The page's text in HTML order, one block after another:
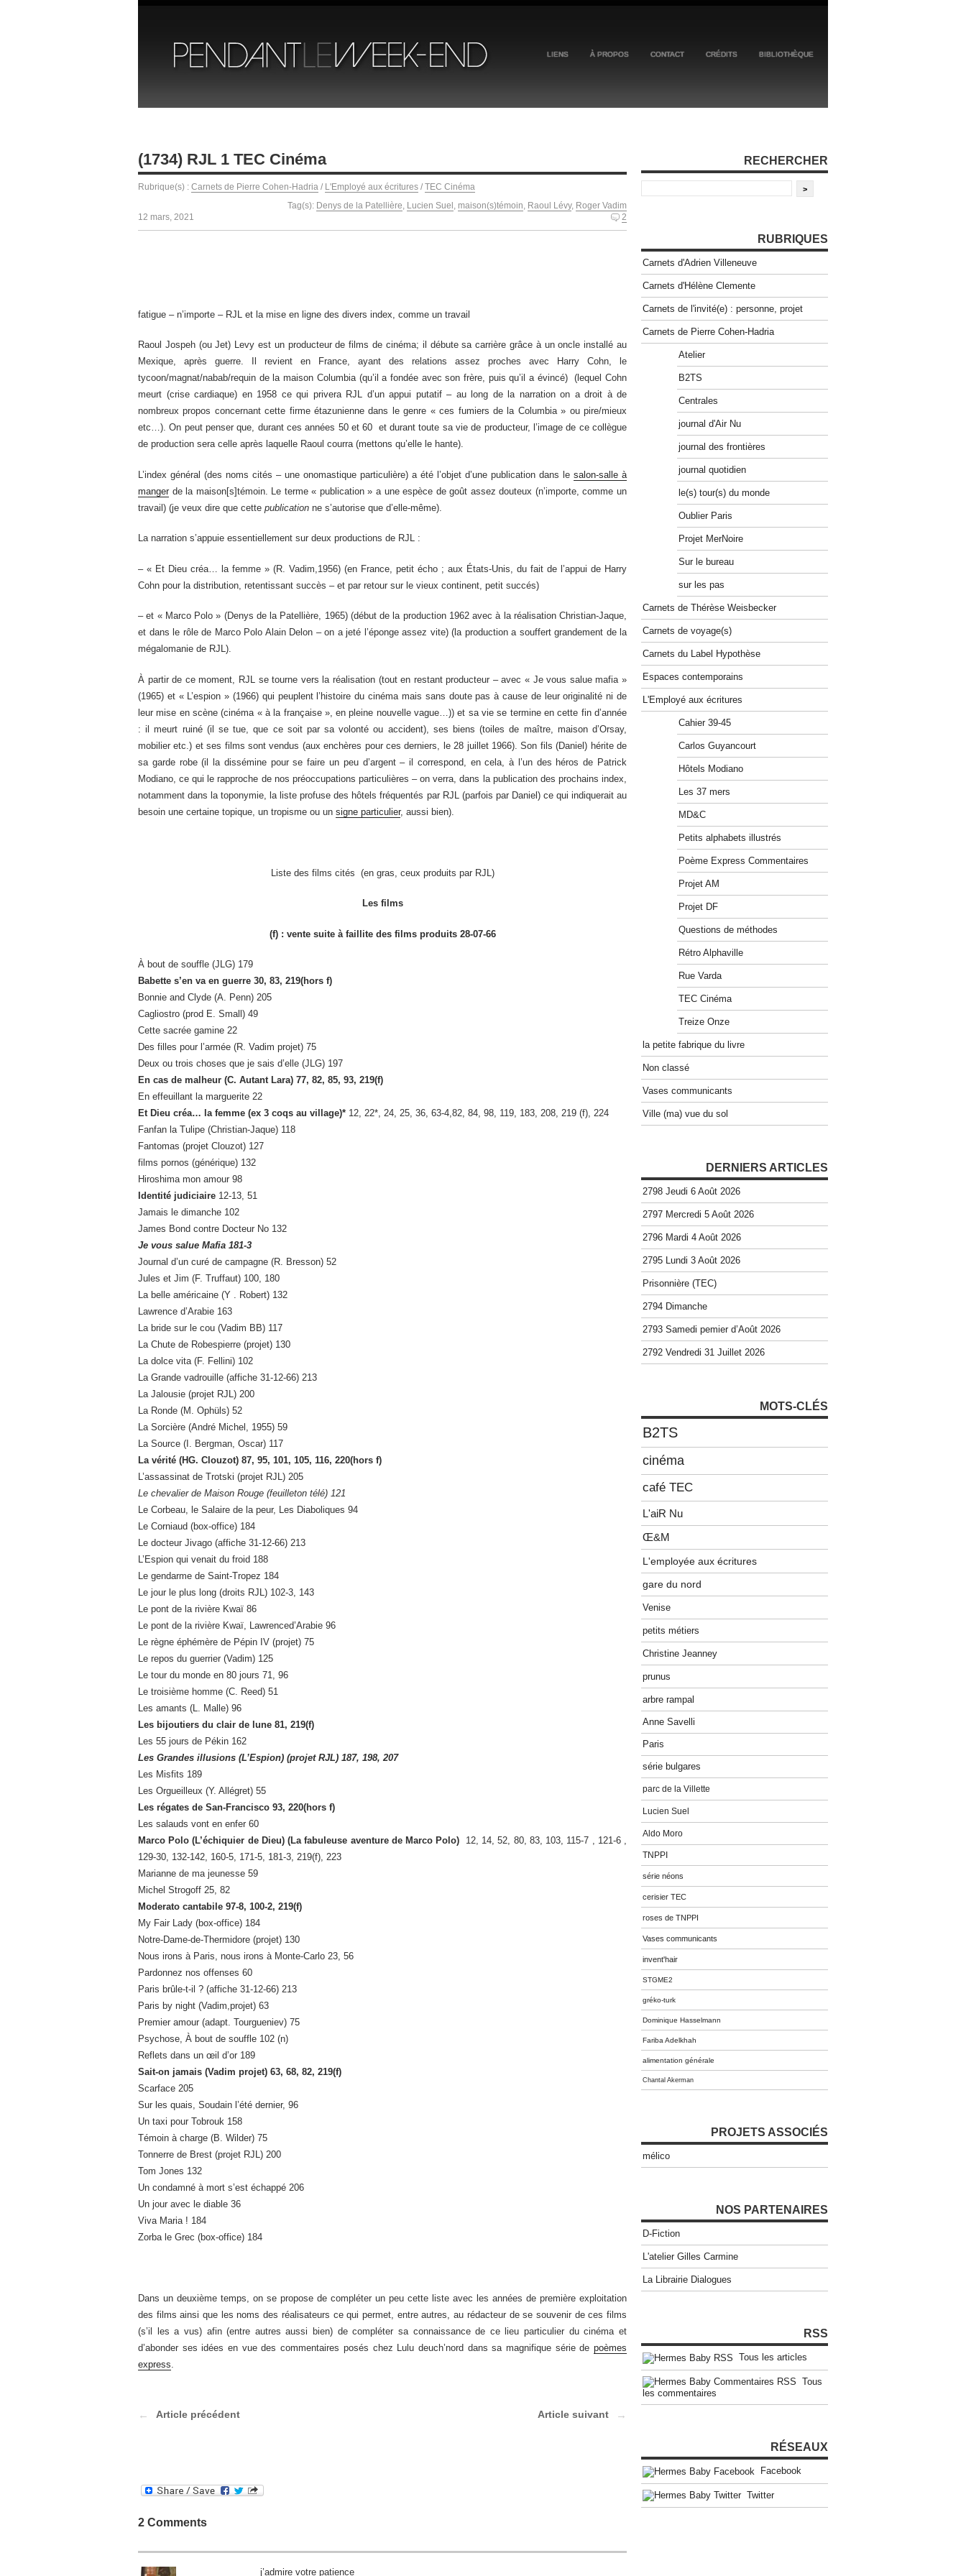
LIENS À PROPOS CONTACT CRÉDITS BIBLIOTHÈQUE
(1734) RJL 1 TEC Cinéma
Rubrique(s) : Carnets de Pierre Cohen-Hadria / L'Employé aux écritures / TEC Cinéma
Tag(s): Denys de la Patellière, Lucien Suel , maison(s)témoin, Raoul Lévy, Roger Vadim
12 mars, 2021
2
fatigue – n’importe – RJL et la mise en ligne des divers index, comme un travail
Raoul Jospeh (ou Jet) Levy est un producteur de films de cinéma; il débute sa carrière grâce à un oncle installé au
Mexique, après guerre. Il revient en France, ayant des relations assez proches avec Harry Cohn, le
tycoon/magnat/nabab/requin de la maison Columbia (qu’il a fondée avec son frère, puis qu’il a évincé) (lequel Cohn
meurt (crise cardiaque) en 1958 ce qui privera RJL d’un appui putatif – au long de la narration on a droit à de
nombreux propos concernant cette firme étazunienne dans le genre « ces fumiers de la Columbia » ou pire/mieux
etc…). On peut penser que, durant ces années 50 et 60 et durant toute sa vie de producteur, l’image de ce collègue
de production sera celle après laquelle Raoul courra (mettons qu’elle le hante).
L’index général (des noms cités – une onomastique particulière) a été l’objet d’une publication dans le salon-salle à
manger de la maison[s]témoin. Le terme « publication » a une espèce de goût assez douteux (n’importe, comme un
travail) (je veux dire que cette publication ne s’autorise que d’elle-même).
La narration s’appuie essentiellement sur deux productions de RJL :
– « Et Dieu créa… la femme » (R. Vadim,1956) (en France, petit écho ; aux États-Unis, du fait de l’appui de Harry
Cohn pour la distribution, retentissant succès – et par retour sur le vieux continent, petit succés)
– et « Marco Polo » (Denys de la Patellière, 1965) (début de la production 1962 avec à la réalisation Christian-Jaque,
et dans le rôle de Marco Polo Alain Delon – on a jeté l’éponge assez vite) (la production a souffert grandement de la
mégalomanie de RJL).
À partir de ce moment, RJL se tourne vers la réalisation (tout en restant producteur – avec « Je vous salue mafia »
(1965) et « L’espion » (1966) qui peuplent l’histoire du cinéma mais sans doute pas à cause de leur originalité ni de
leur mise en scène (cinéma « à la française », en pleine nouvelle vague…)) et sa vie se termine en cette fin d’année
: il meurt ruiné (il se tue, que ce soit par sa volonté ou accident), ses biens (toiles de maître, maison d’Orsay,
mobilier etc.) et ses films sont vendus (aux enchères pour ces derniers, le 28 juillet 1966). Son fils (Daniel) hérite de
sa garde robe (il la dissémine pour se faire un peu d’argent – il correspond, en cela, à l’un des héros de Patrick
Modiano, ce qui le rapproche de nos préoccupations particulières – on verra, dans la publication des prochains index,
notamment dans la toponymie, la liste profuse des hôtels fréquentés par RJL (parfois par Daniel) ce qui indiquerait au
besoin une certaine topique, un tropisme ou un signe particulier, aussi bien).
Liste des films cités (en gras, ceux produits par RJL)
Les films
(f) : vente suite à faillite des films produits 28-07-66
À bout de souffle (JLG) 179
Babette s’en va en guerre 30, 83, 219(hors f)
Bonnie and Clyde (A. Penn) 205
Cagliostro (prod E. Small) 49
Cette sacrée gamine 22
Des filles pour l’armée (R. Vadim projet) 75
Deux ou trois choses que je sais d’elle (JLG) 197
En cas de malheur (C. Autant Lara) 77, 82, 85, 93, 219(f)
En effeuillant la marguerite 22
Et Dieu créa… la femme (ex 3 coqs au village)* 12, 22*, 24, 25, 36, 63-4,82, 84, 98, 119, 183, 208, 219 (f), 224
Fanfan la Tulipe (Christian-Jaque) 118
Fantomas (projet Clouzot) 127
films pornos (générique) 132
Hiroshima mon amour 98
Identité judiciaire 12-13, 51
Jamais le dimanche 102
James Bond contre Docteur No 132
Je vous salue Mafia 181-3
Journal d’un curé de campagne (R. Bresson) 52
Jules et Jim (F. Truffaut) 100, 180
La belle américaine (Y . Robert) 132
Lawrence d’Arabie 163
La bride sur le cou (Vadim BB) 117
La Chute de Robespierre (projet) 130
La dolce vita (F. Fellini) 102
La Grande vadrouille (affiche 31-12-66) 213
La Jalousie (projet RJL) 200
La Ronde (M. Ophüls) 52
La Sorcière (André Michel, 1955) 59
La Source (I. Bergman, Oscar) 117
La vérité (HG. Clouzot) 87, 95, 101, 105, 116, 220(hors f)
L’assassinat de Trotski (projet RJL) 205
Le chevalier de Maison Rouge (feuilleton télé) 121
Le Corbeau, le Salaire de la peur, Les Diaboliques 94
Le Corniaud (box-office) 184
Le docteur Jivago (affiche 31-12-66) 213
L’Espion qui venait du froid 188
Le gendarme de Saint-Tropez 184
Le jour le plus long (droits RJL) 102-3, 143
Le pont de la rivière Kwaï 86
Le pont de la rivière Kwaï, Lawrenced’Arabie 96
Le règne éphémère de Pépin IV (projet) 75
Le repos du guerrier (Vadim) 125
Le tour du monde en 80 jours 71, 96
Le troisième homme (C. Reed) 51
Les amants (L. Malle) 96
Les bijoutiers du clair de lune 81, 219(f)
Les 55 jours de Pékin 162
Les Grandes illusions (L’Espion) (projet RJL) 187, 198, 207
Les Misfits 189
Les Orgueilleux (Y. Allégret) 55
Les régates de San-Francisco 93, 220(hors f)
Les salauds vont en enfer 60
Marco Polo(L’échiquier de Dieu) (La fabuleuse aventure de Marco Polo)
12, 14, 52, 80, 83, 103, 115-7 , 121-6 ,
129-30, 132-142, 160-5, 171-5, 181-3, 219(f), 223
Marianne de ma jeunesse 59
Michel Strogoff 25, 82
Moderato cantabile 97-8, 100-2, 219(f)
My Fair Lady (box-office) 184
Notre-Dame-de-Thermidore (projet) 130
Nous irons à Paris, nous irons à Monte-Carlo 23, 56
Pardonnez nos offenses 60
Paris brûle-t-il ? (affiche 31-12-66) 213
Paris by night (Vadim,projet) 63
Premier amour (adapt. Tourgueniev) 75
Psychose, À bout de souffle 102 (n)
Reflets dans un œil d’or 189
Sait-on jamais (Vadim projet) 63, 68, 82, 219(f)
Scarface 205
Sur les quais, Soudain l’été dernier, 96
Un taxi pour Tobrouk 158
Témoin à charge (B. Wilder) 75
Tonnerre de Brest (projet RJL) 200
Tom Jones 132
Un condamné à mort s’est échappé 206
Un jour avec le diable 36
Viva Maria ! 184
Zorba le Grec (box-office) 184
Dans un deuxième temps, on se propose de compléter un peu cette liste avec les années de première exploitation
des films ainsi que les noms des réalisateurs ce qui permet, entre autres, au rédacteur de se souvenir de ces films
(s’il les a vus) afin (entre autres aussi bien) de compléter sa connaissance de ce lieu particulier du cinéma et
d’abonder ses idées en vue des commentaires posés chez Lulu deuch’nord dans sa magnifique série de poèmes
express.
Article précédent Article suivant
2 Comments
j’admire votre patience
RECHERCHER
RUBRIQUES
Carnets d'Adrien Villeneuve
Carnets d'Hélène Clemente
Carnets de l'invité(e) : personne, projet
Carnets de Pierre Cohen-Hadria
Atelier
B2TS
Centrales
journal d'Air Nu
journal des frontières
journal quotidien
le(s) tour(s) du monde
Oublier Paris
Projet MerNoire
Sur le bureau
sur les pas
Carnets de Thérèse Weisbecker
Carnets de voyage(s)
Carnets du Label Hypothèse
Espaces contemporains
L'Employé aux écritures
Cahier 39-45
Carlos Guyancourt
Hôtels Modiano
Les 37 mers
MD&C
Petits alphabets illustrés
Poème Express Commentaires
Projet AM
Projet DF
Questions de méthodes
Rétro Alphaville
Rue Varda
TEC Cinéma
Treize Onze
la petite fabrique du livre
Non classé
Vases communicants
Ville (ma) vue du sol
DERNIERS ARTICLES
2798 Jeudi 6 Août 2026
2797 Mercredi 5 Août 2026
2796 Mardi 4 Août 2026
2795 Lundi 3 Août 2026
Prisonnière (TEC)
2794 Dimanche
2793 Samedi pemier d’Août 2026
2792 Vendredi 31 Juillet 2026
MOTS-CLÉS
B2TS
cinéma
café TEC
L'aiR Nu
Œ&M
L'employée aux écritures
gare du nord
Venise
petits métiers
Christine Jeanney
prunus
arbre rampal
Anne Savelli
Paris
série bulgares
parc de la Villette
Lucien Suel
Aldo Moro
TNPPI
série néons
cerisier TEC
roses de TNPPI
Vases communicants
invent'hair
STGME2
gréko-turk
Dominique Hasselmann
Fariba Adelkhah
alimentation générale
Chantal Akerman
PROJETS ASSOCIÉS
mélico
NOS PARTENAIRES
D-Fiction
L'atelier Gilles Carmine
La Librairie Dialogues
RSS
Tous les articles
Tous
les commentaires
RÉSEAUX
Facebook
Twitter